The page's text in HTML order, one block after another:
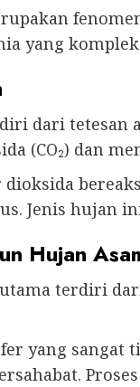
yang
dari tetesan
(CO₂) dan
Jenis hujan
Hujan
terdiri
yang sangat